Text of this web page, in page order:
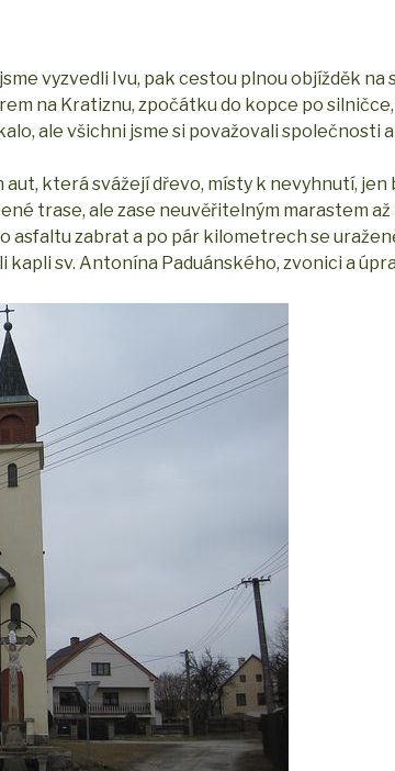
vyzvedli Ivu, pak cestou plnou objížděk na
na Kratiznu, zpočátku do kopce po
ale všichni jsme si považovali společnosti
která svážejí dřevo, místy k nevyhnutí, jen
trase, ale zase neuvěřitelným marastem
asfaltu zabrat a po pár kilometrech se
kapli sv. Antonína Paduánského, zvonici a